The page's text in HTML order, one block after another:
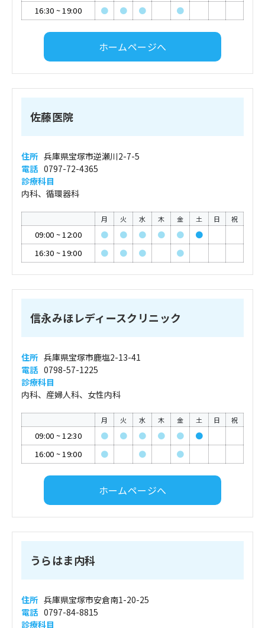
16:30 ~19:00 ● ● ● ●
ホームページへ
佐藤医院
住所 兵庫県宝塚市逆瀬川2-7-5
電話 0797-72-4365
診療科目
内科、循環器科
月 火 水 木 金 土 日 祝
09:00 ~12:00 ● ● ● ● ●
●
16:30 ~19:00 ● ● ● ●
信永みほレディースクリニック
住所 兵庫県宝塚市鹿塩2-13-41
電話 0798-57-1225
診療科目
内科、産婦人科、女性内科
月 火 水 木 金 土 日 祝
09:00 ~12:30 ● ● ● ● ●
●
16:00 ~19:00 ● ● ●
ホームページへ
うらはま内科
住所 兵庫県宝塚市安倉南1-20-25
電話 0797-84-8815
診療科目